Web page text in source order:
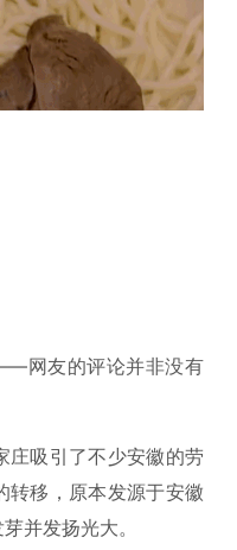
网友的评论并非没有
庄吸引了不少安徽的劳
转移，原本发源于安徽
并发扬光大。